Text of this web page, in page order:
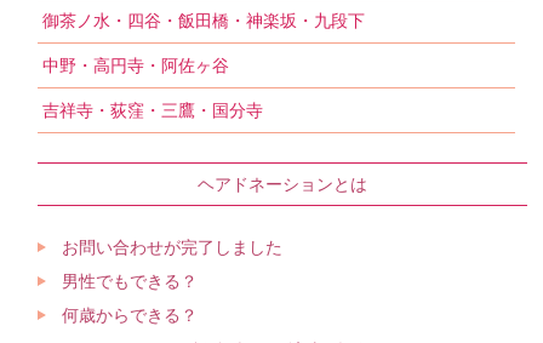
御茶ノ水・四谷・飯田橋・神楽坂・九段下
中野・高円寺・阿佐ヶ谷
吉祥寺・荻窪・三鷹・国分寺
ヘアドネーションとは
お問い合わせが完了しました
男性でもできる？
何歳からできる？